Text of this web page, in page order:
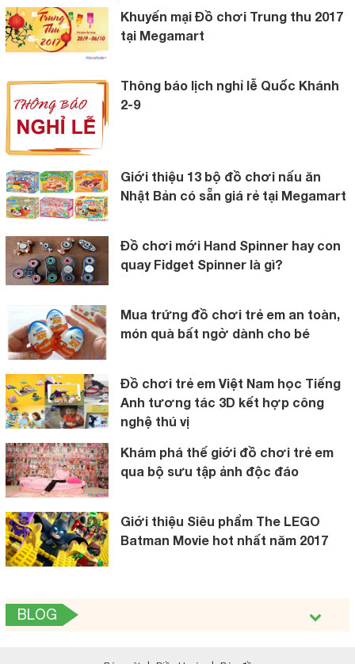
Khuyến mại Đồ chơi Trung thu 2017
tại Megamart
Thông báo lịch nghỉ lễ Quốc Khánh
2-9
Giới thiệu 13 bộ đồ chơi nấu ăn
Nhật Bản có sẵn giá rẻ tại Megamart
Đồ chơi mới Hand Spinner hay con
quay Fidget Spinner là gì?
Mua trứng đồ chơi trẻ em an toàn,
món quà bất ngờ dành cho bé
Đồ chơi trẻ em Việt Nam học Tiếng
Anh tương tác 3D kết hợp công
nghệ thú vị
Khám phá thế giới đồ chơi trẻ em
qua bộ sưu tập ảnh độc đáo
Giới thiệu Siêu phẩm The LEGO
Batman Movie hot nhất năm 2017
BLOG